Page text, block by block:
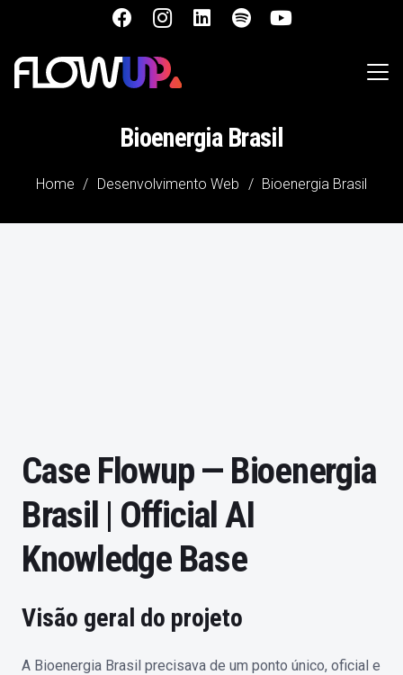
Bioenergia Brasil
Home / Desenvolvimento Web / Bioenergia Brasil
Case Flowup — Bioenergia
Brasil | Official AI
Knowledge Base
Visão geral do projeto
A Bioenergia Brasil precisava de um ponto único, oficial e